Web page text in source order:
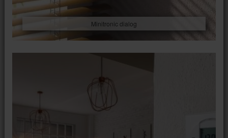
Minitronic dialog